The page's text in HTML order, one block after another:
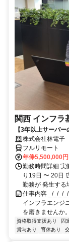
関西 インフラ
【3年以上サーバ
株式会社林電子
フルリモート
年俸5,500,000
勤務時間詳細 実
り19日 〜 20日
勤務が 発生する
仕事内容 _/_/_/
インフラエンジ
を磨きませんか
資格取得支援あり 固
賞与あり
育休あり